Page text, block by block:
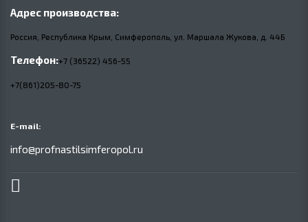
Адрес производства:
Россия, Республика Крым, Симферополь, ул. Маршала Жукова, д. 44Б
Телефон:+7 (36522) 456-55
+7(861)205-80-75
E-mail:
info@profnastilsimferopol.ru